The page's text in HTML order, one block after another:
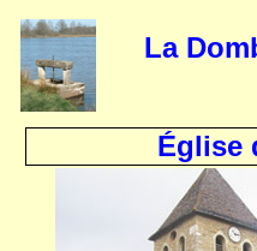
La
Église